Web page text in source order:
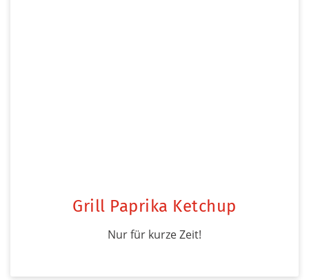
Grill Paprika Ketchup
Nur für kurze Zeit!